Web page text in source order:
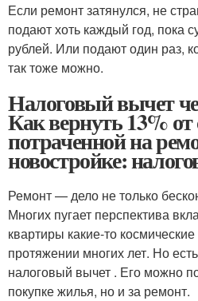
Если ремонт затянулся, не
подают хоть каждый год, пока
рублей. Или подают один раз,
так тоже можно.
Налоговый вычет
Как вернуть 13%
потраченной на
новостройке:
Ремонт — дело не только
Многих пугает перспектива
квартиры какие-то
протяжении многих лет. Но
налоговый вычет . Его можно
покупке жилья, но и за ремонт.